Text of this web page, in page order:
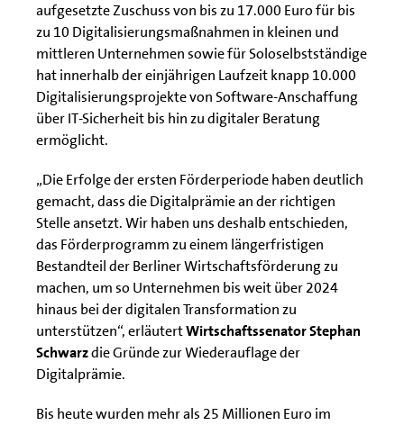
aufgesetzte Zuschuss von bis zu 17.000 Euro für bis
zu 10 Digitalisierungsmaßnahmen in kleinen und
mittleren Unternehmen sowie für Soloselbstständige
hat innerhalb der einjährigen Laufzeit knapp 10.000
Digitalisierungsprojekte von Software-Anschaffung
über IT-Sicherheit bis hin zu digitaler Beratung
ermöglicht.
„Die Erfolge der ersten Förderperiode haben deutlich
gemacht, dass die Digitalprämie an der richtigen
Stelle ansetzt. Wir haben uns deshalb entschieden,
das Förderprogramm zu einem längerfristigen
Bestandteil der Berliner Wirtschaftsförderung zu
machen, um so Unternehmen bis weit über 2024
hinaus bei der digitalen Transformation zu
unterstützen“, erläutertWirtschaftssenator Stephan
Schwarzdie Gründe zur Wiederauflage der
Digitalprämie.
Bis heute wurden mehr als 25 Millionen Euro im